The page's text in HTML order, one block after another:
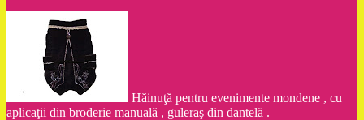
Hăinuţă pentru evenimente mondene , cu
aplicaţii din broderie manuală , guleraş din dantelă .